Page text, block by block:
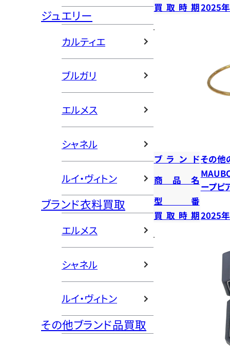
ジュエリー
カルティエ
ブルガリ
エルメス
シャネル
ルイ・ヴィトン
ブランド衣料買取
エルメス
シャネル
ルイ・ヴィトン
その他ブランド品買取
買取時期2025
ブランドその他
商品名
ープピ
型番
買取時期2025